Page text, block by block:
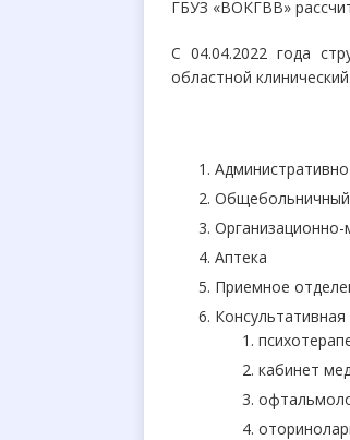
ГБУЗ «ВОКГВВ»
С 04.04.2022 года
областной
Общебольничный
Аптека
Приемное
кабинет